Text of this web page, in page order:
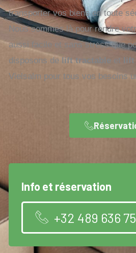
transporter vos biens en toute
Nous sommes là pour rendre
aussi facile et sans stress que
disposons de lift tractable et lift
Vielsalm pour tous vos besoins
Info et réservation
+32 489 636